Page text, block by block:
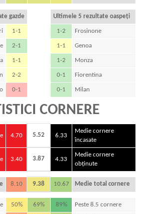
gazde Ultimele 5 rezultate oaspeți
1-1 1-2 Frosinone
2-1 1-1 Genoa
1-1 1-2 Monza
2-2 0-1 Fiorentina
0-1 0-1 Milan
CORNERE
4.70 5.52 6.33
Medie cornere
încasate
3.40 3.87 4.33
Medie cornere
obținute
8.10 9.38 10.67 Medie total cornere
50% 69% 89% Peste 8.5 cornere